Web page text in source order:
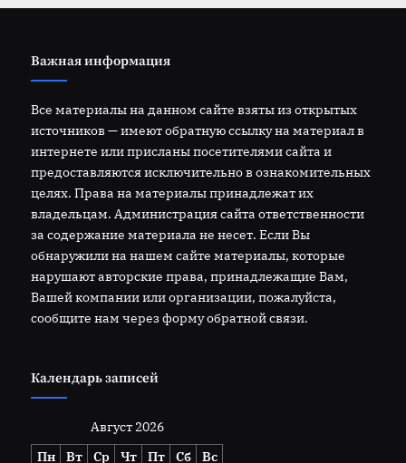
Важная информация
Все материалы на данном сайте взяты из открытых
источников — имеют обратную ссылку на материал в
интернете или присланы посетителями сайта и
предоставляются исключительно в ознакомительных
целях. Права на материалы принадлежат их
владельцам. Администрация сайта ответственности
за содержание материала не несет. Если Вы
обнаружили на нашем сайте материалы, которые
нарушают авторские права, принадлежащие Вам,
Вашей компании или организации, пожалуйста,
сообщите нам через форму обратной связи.
Календарь записей
Август 2026
Пн
Вт Ср Чт Пт Сб Вс